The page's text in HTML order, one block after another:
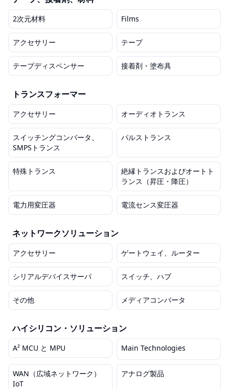
2次元材料 Films
アクセサリー テープ
テープディスペンサー 接着剤・塗布具
トランスフォーマー
アクセサリー オーディオトランス
スイッチングコンバータ、
SMPSトランス
パルストランス
特殊トランス
絶縁トランスおよびオートト
ランス（昇圧・降圧）
電力用変圧器 電流センス変圧器
ネットワークソリューション
アクセサリー ゲートウェイ、ルーター
シリアルデバイスサーバ スイッチ、ハブ
その他 メディアコンバータ
ハイシリコン・ソリューション
A² MCU と MPU Main Technologies
WAN（広域ネットワーク）
IoT
アナログ製品